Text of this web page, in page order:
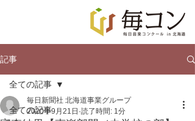
記事
全ての記事
全ての記事
毎日新聞社 北海道事業グループ
2020年9月21日 読了時間: 1分